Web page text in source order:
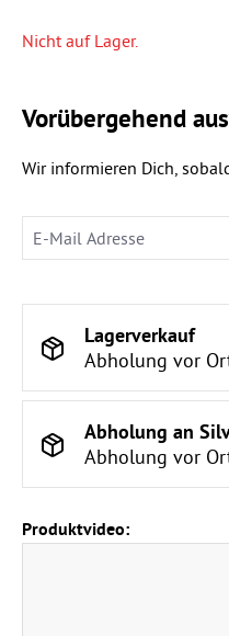
Nicht auf Lager.
Vorübergehend
Wir informieren Dich,
Lagerverkauf
Abholung vor
Abholung an
Abholung vor
Produktvideo: